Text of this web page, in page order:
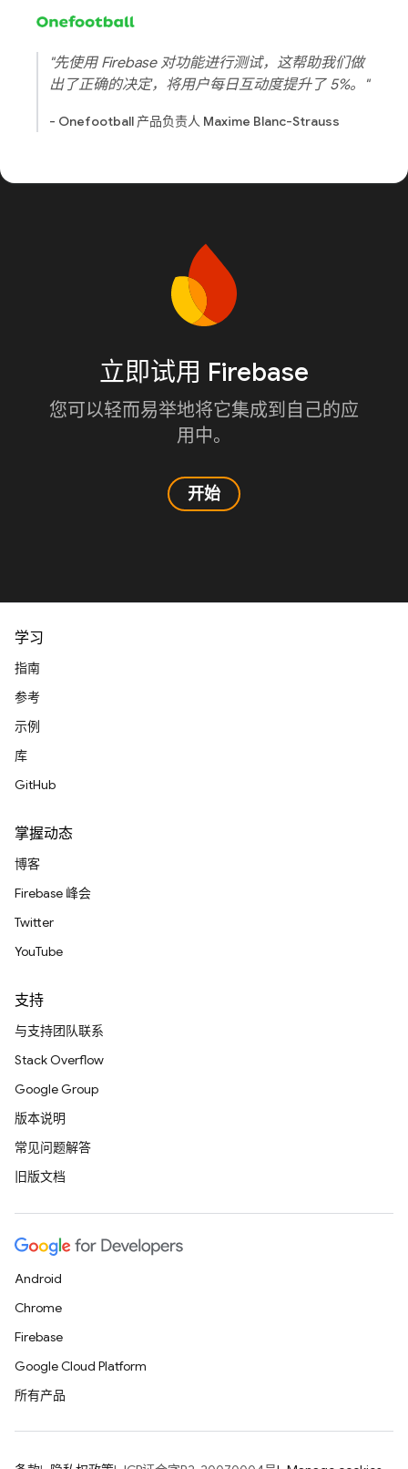
"先使用 Firebase 对功能进行测试，这帮助我们做
出了正确的决定，将用户每日互动度提升了 5%。"
- Onefootball 产品负责人 Maxime Blanc-Strauss
立即试用 Firebase
您可以轻而易举地将它集成到自己的应
用中。
开始
学习
指南
参考
示例
库
GitHub
掌握动态
博客
Firebase 峰会
Twitter
YouTube
支持
与支持团队联系
Stack Overflow
Google Group
版本说明
常见问题解答
旧版文档
Android
Chrome
Firebase
Google Cloud Platform
所有产品